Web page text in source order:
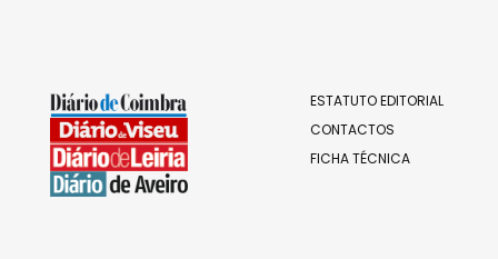
ESTATUTO EDITORIAL
CONTACTOS
FICHA TÉCNICA